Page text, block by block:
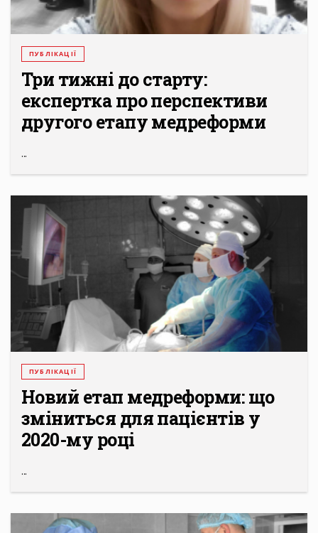
ПУБЛІКАЦІЇ
Три тижні до старту:
експертка про перспективи
другого етапу медреформи
...
ПУБЛІКАЦІЇ
Новий етап медреформи: що
зміниться для пацієнтів у
2020-му році
...